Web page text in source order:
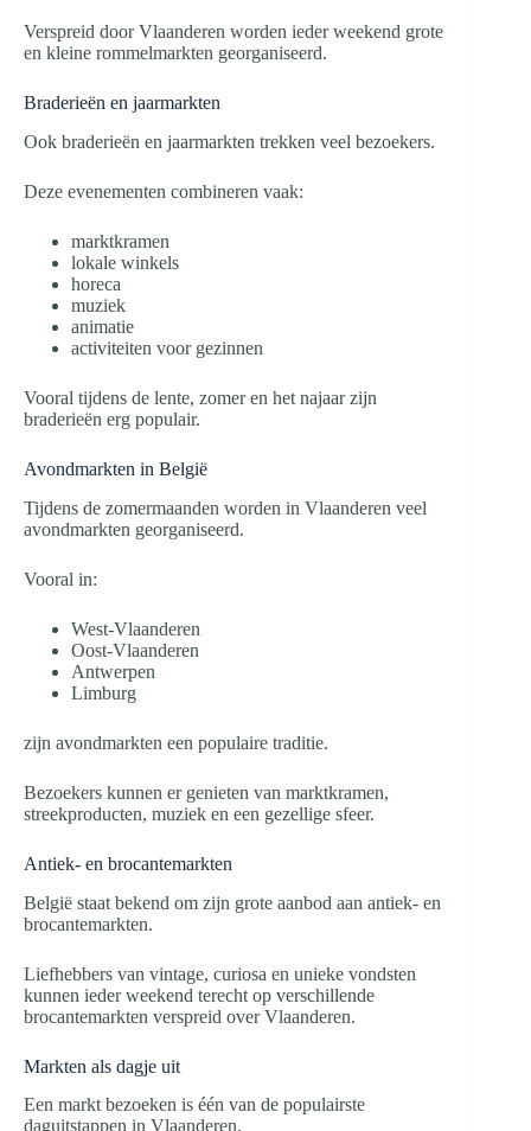
Verspreid door Vlaanderen worden ieder weekend grote
en kleine rommelmarkten georganiseerd.
Braderieën en jaarmarkten
Ook braderieën en jaarmarkten trekken veel bezoekers.
Deze evenementen combineren vaak:
marktkramen
lokale winkels
horeca
muziek
animatie
activiteiten voor gezinnen
Vooral tijdens de lente, zomer en het najaar zijn
braderieën erg populair.
Avondmarkten in België
Tijdens de zomermaanden worden in Vlaanderen veel
avondmarkten georganiseerd.
Vooral in:
West-Vlaanderen
Oost-Vlaanderen
Antwerpen
Limburg
zijn avondmarkten een populaire traditie.
Bezoekers kunnen er genieten van marktkramen,
streekproducten, muziek en een gezellige sfeer.
Antiek- en brocantemarkten
België staat bekend om zijn grote aanbod aan antiek- en
brocantemarkten.
Liefhebbers van vintage, curiosa en unieke vondsten
kunnen ieder weekend terecht op verschillende
brocantemarkten verspreid over Vlaanderen.
Markten als dagje uit
Een markt bezoeken is één van de populairste
daguitstappen in Vlaanderen.